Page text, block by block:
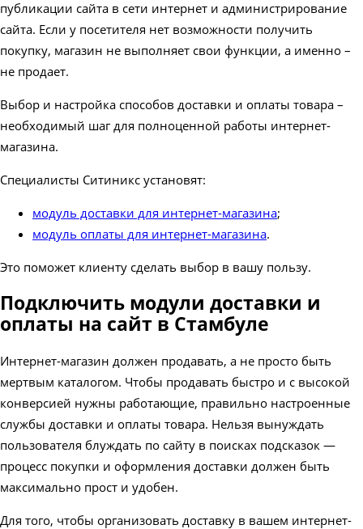
публикации сайта в сети интернет и администрирование
сайта. Если у посетителя нет возможности получить
покупку, магазин не выполняет свои функции, а именно –
не продает.
Выбор и настройка способов доставки и оплаты товара –
необходимый шаг для полноценной работы интернет-
магазина.
Специалисты Ситиникс установят:
модуль доставки для интернет-магазина;
модуль оплаты для интернет-магазина.
Это поможет клиенту сделать выбор в вашу пользу.
Подключить модули доставки и
оплаты на сайт в Стамбуле
Интернет-магазин должен продавать, а не просто быть
мертвым каталогом. Чтобы продавать быстро и с высокой
конверсией нужны работающие, правильно настроенные
службы доставки и оплаты товара. Нельзя вынуждать
пользователя блуждать по сайту в поисках подсказок —
процесс покупки и оформления доставки должен быть
максимально прост и удобен.
Для того, чтобы организовать доставку в вашем интернет-